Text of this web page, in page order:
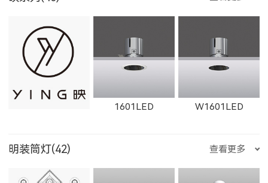
1782LED 11181LED
1351LED 1352LED 1231LED-3
1231LED-5 1351LED-3 1351LED-5
1601LED W1601LED
明装筒灯(42) 查看更多